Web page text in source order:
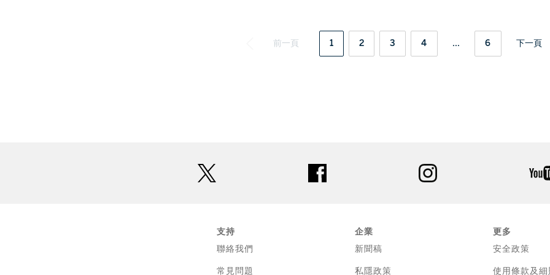
前一頁 1 2 3 4 ... 6 下一頁
instagram
支持
聯絡我們
常見問題
企業
新聞稿
私隱政策
更多
安全政策
使用條款及細